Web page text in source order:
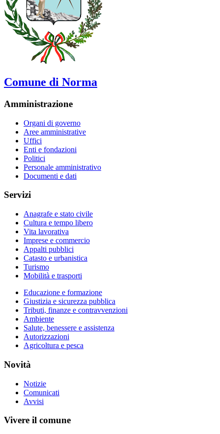
Comune di Norma
Amministrazione
Organi di governo
Aree amministrative
Uffici
Enti e fondazioni
Politici
Personale amministrativo
Documenti e dati
Servizi
Anagrafe e stato civile
Cultura e tempo libero
Vita lavorativa
Imprese e commercio
Appalti pubblici
Catasto e urbanistica
Turismo
Mobilità e trasporti
Educazione e formazione
Giustizia e sicurezza pubblica
Tributi, finanze e contravvenzioni
Ambiente
Salute, benessere e assistenza
Autorizzazioni
Agricoltura e pesca
Novità
Notizie
Comunicati
Avvisi
Vivere il comune